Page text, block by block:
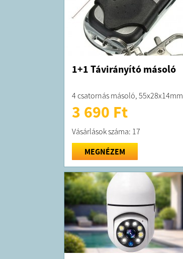
1+1 Távirányító másoló
4 csatornás másoló, 55x28x14mm
3 690 Ft
Vásárlások száma: 17
MEGNÉZEM